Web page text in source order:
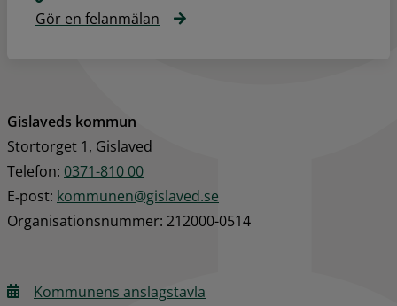
Gör en felanmälan
Gislaveds kommun
Stortorget 1, Gislaved
Telefon: 0371-810 00
E‑post: kommunen@gislaved.se
Organisationsnummer: 212000-0514
Kommunens anslagstavla